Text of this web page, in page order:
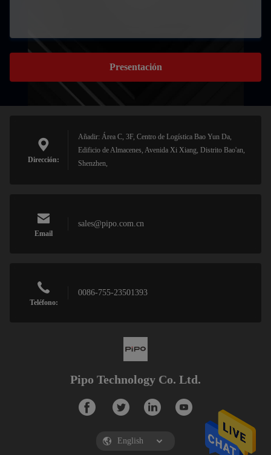
Presentación
Dirección:
Añadir: Área C, 3F, Centro de Logística Bao Yun Da,
Edificio de Almacenes, Avenida Xi Xiang, Distrito Bao'an,
Shenzhen,
Email
sales@pipo.com.cn
Teléfono:
0086-755-23501393
Pipo Technology Co. Ltd.